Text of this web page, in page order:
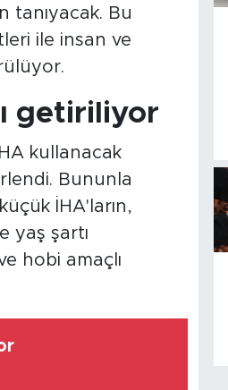
tanıyacak. Bu
ile insan ve
getiriliyor
kullanacak
Bununla
İHA'ların,
yaş şartı
hobi amaçlı